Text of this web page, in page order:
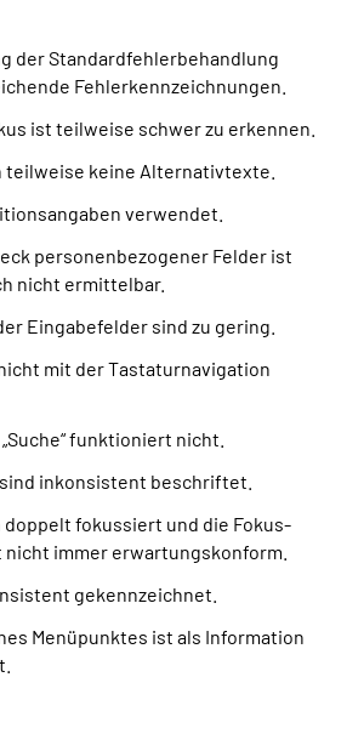
der Standardfehlerbehandlung
Fehlerkennzeichnungen.
ist teilweise schwer zu erkennen.
teilweise keine Alternativtexte.
verwendet.
personenbezogener Felder ist
nicht ermittelbar.
Eingabefelder sind zu gering.
mit der Tastaturnavigation
funktioniert nicht.
inkonsistent beschriftet.
fokussiert und die Fokus-
immer erwartungskonform.
gekennzeichnet.
Menüpunktes ist als Information